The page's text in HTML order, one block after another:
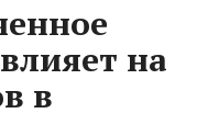
на
в